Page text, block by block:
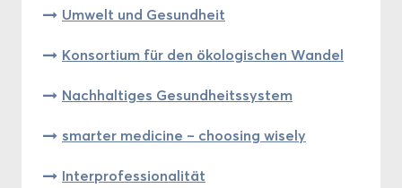
Um­welt und Ge­sund­heit
Kon­sor­ti­um für den öko­lo­gi­schen Wan­del
Nach­hal­ti­ges Ge­sund­heits­sys­tem
smar­ter me­di­ci­ne – choo­sing wi­se­ly
In­ter­pro­fes­sio­na­li­tät